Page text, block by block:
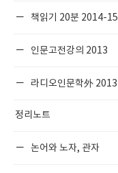
책읽기 20분 2014-15
인문고전강의 2013
라디오인문학外 2013
정리노트
논어와 노자, 관자